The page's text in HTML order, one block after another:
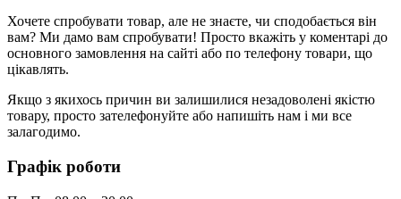
Хочете спробувати товар, але не знаєте, чи сподобається він
вам? Ми дамо вам спробувати! Просто вкажіть у коментарі до
основного замовлення на сайті або по телефону товари, що
цікавлять.
Якщо з якихось причин ви залишилися незадоволені якістю
товару, просто зателефонуйте або напишіть нам і ми все
залагодимо.
Графік роботи